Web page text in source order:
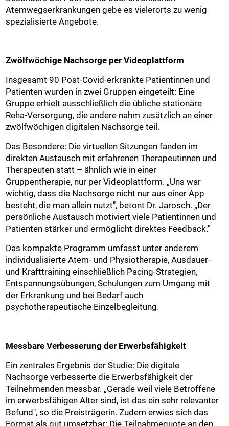
Atemwegserkrankungen gebe es vielerorts zu wenig
spezialisierte Angebote.
Zwölfwöchige Nachsorge per Videoplattform
Insgesamt 90 Post-Covid-erkrankte Patientinnen und
Patienten wurden in zwei Gruppen eingeteilt: Eine
Gruppe erhielt ausschließlich die übliche stationäre
Reha-Versorgung, die andere nahm zusätzlich an einer
zwölfwöchigen digitalen Nachsorge teil.
Das Besondere: Die virtuellen Sitzungen fanden im
direkten Austausch mit erfahrenen Therapeutinnen und
Therapeuten statt – ähnlich wie in einer
Gruppentherapie, nur per Videoplattform. „Uns war
wichtig, dass die Nachsorge nicht nur aus einer App
besteht, die man allein nutzt", betont Dr. Jarosch. „Der
persönliche Austausch motiviert viele Patientinnen und
Patienten stärker und ermöglicht direktes Feedback."
Das kompakte Programm umfasst unter anderem
individualisierte Atem- und Physiotherapie, Ausdauer-
und Krafttraining einschließlich Pacing-Strategien,
Entspannungsübungen, Schulungen zum Umgang mit
der Erkrankung und bei Bedarf auch
psychotherapeutische Einzelbegleitung.
Messbare Verbesserung der Erwerbsfähigkeit
Ein zentrales Ergebnis der Studie: Die digitale
Nachsorge verbesserte die Erwerbsfähigkeit der
Teilnehmenden messbar. „Gerade weil viele Betroffene
im erwerbsfähigen Alter sind, ist das ein sehr relevanter
Befund", so die Preisträgerin. Zudem erwies sich das
Format als gut umsetzbar: Die Teilnahmequote an den